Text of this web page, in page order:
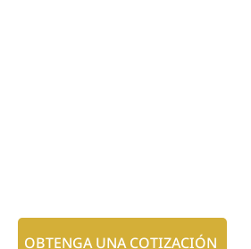
OBTENGA UNA COTIZACIÓN